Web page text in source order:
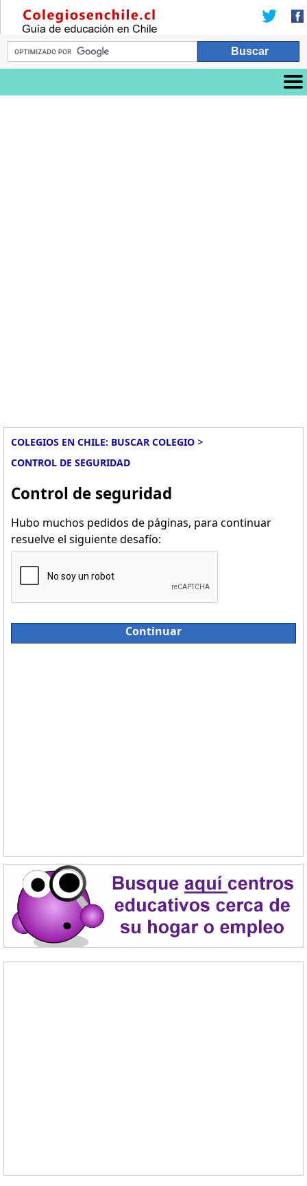
COLEGIOS EN CHILE: BUSCAR COLEGIO >
CONTROL DE SEGURIDAD
Control de seguridad
Hubo muchos pedidos de páginas, para continuar
resuelve el siguiente desafío:
Continuar